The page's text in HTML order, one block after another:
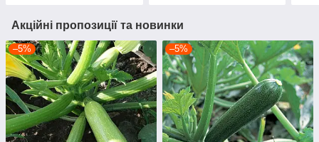
Акційні пропозиції та новинки
–5% –5%